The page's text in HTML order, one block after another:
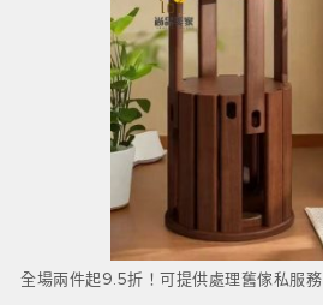
全場兩件起9.5折！可提供處理舊傢私服務